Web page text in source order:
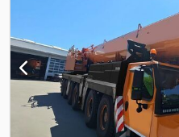
imediatamente em nosso pátio
em: * Golec Nutzfahrzeuge
* Viktoria Sologubova (Polonês,
para guindaste *
de operação: 4.349 * Status a
direção / eixos direcionais: 4 x 4
445 / 95 R25 * Nível de emissão
(Fabricante/Tipo) / Potência: